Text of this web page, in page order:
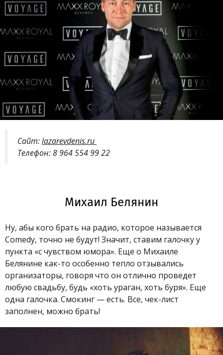
Сайт:lazarevdenis.ru
Телефон: 8 964 554 99 22
Михаил Белянин
Ну, абы кого брать на радио, которое называется
Comedy, точно не будут! Значит, ставим галочку у
пункта «с чувством юмора». Еще о Михаиле
Белянине как-то особенно тепло отзывались
организаторы, говоря что он отлично проведет
любую свадьбу, будь «хоть ураган, хоть буря». Еще
одна галочка. Смокинг —есть. Все, чек-лист
заполнен, можно брать!